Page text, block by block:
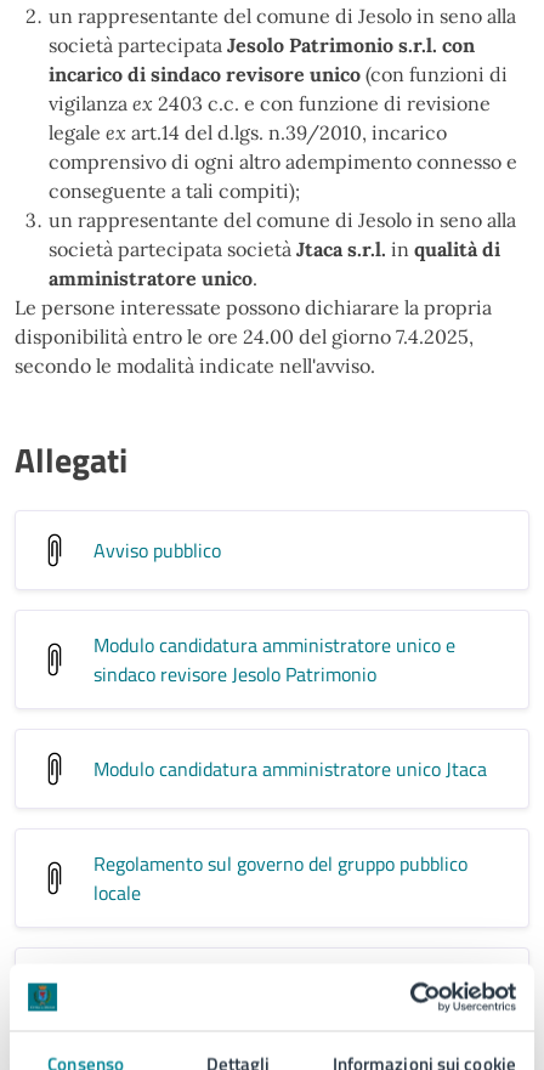
Consenso Dettagli Informazioni sui cookie
un rappresentante del comune di Jesolo in seno alla
società partecipata Jesolo Patrimonio s.r.l. con
incarico di sindaco revisore unico (con funzioni di
vigilanza ex 2403 c.c. e con funzione di revisione
legale ex art.14 del d.lgs. n.39/2010, incarico
comprensivo di ogni altro adempimento connesso e
conseguente a tali compiti);
un rappresentante del comune di Jesolo in seno alla
società partecipata società Jtaca s.r.l. in qualità di
amministratore unico.
Le persone interessate possono dichiarare la propria
disponibilità entro le ore 24.00 del giorno 7.4.2025,
secondo le modalità indicate nell'avviso.
Allegati
Avviso pubblico
Modulo candidatura amministratore unico e
sindaco revisore Jesolo Patrimonio
Modulo candidatura amministratore unico Jtaca
Regolamento sul governo del gruppo pubblico
locale
Statuto di Jesolo Patrimonio S.r.l. (approvato con
delibera di consiglio comunale n. 84 del